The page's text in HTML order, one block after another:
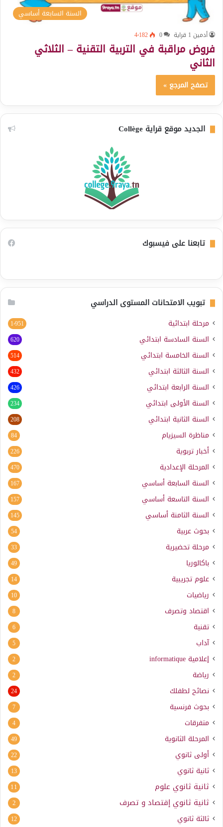
السنة السابعة أساسي
أدمين 1 قراية 0 4٬182
فروض مراقبة في التربية التقنية – الثلاثي
الثاني
تصفح المرجع »
الجديد موقع قراية Collège
تابعنا على فيسبوك
تبويب الامتحانات المستوى الدراسي
مرحلة ابتدائية 1٬951
السنة السادسة ابتدائي 620
السنة الخامسة ابتدائي 514
السنة الثالثة ابتدائي 432
السنة الرابعة ابتدائي 426
السنة الأولى ابتدائي 234
السنة الثانية ابتدائي 208
مناظرة السيزيام 84
أخبار تربوية 226
المرحلة الإعدادية 470
السنة السابعة أساسي 167
السنة التاسعة أساسي 157
السنة الثامنة أساسي 145
بحوث عربية 54
مرحلة تحضيرية 33
باكالوريا 49
علوم تجريبية 14
رياضيات 10
اقتصاد وتصرف 8
تقنية 6
آداب 5
إعلامية informatique
2
رياضة 2
نصائح لطفلك 24
بحوث فرنسية 7
متفرقات 4
المرحلة الثانوية 49
أولى ثانوي 22
ثانية ثانوي 13
ثانية ثانوي علوم 11
ثانية ثانوي إقتصاد و تصرف 2
ثالثة ثانوي 12